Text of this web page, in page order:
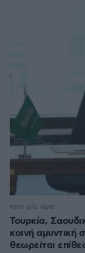
Τουρκία,
κοινή αμυντική
θεωρείται
πριν μία ώρα